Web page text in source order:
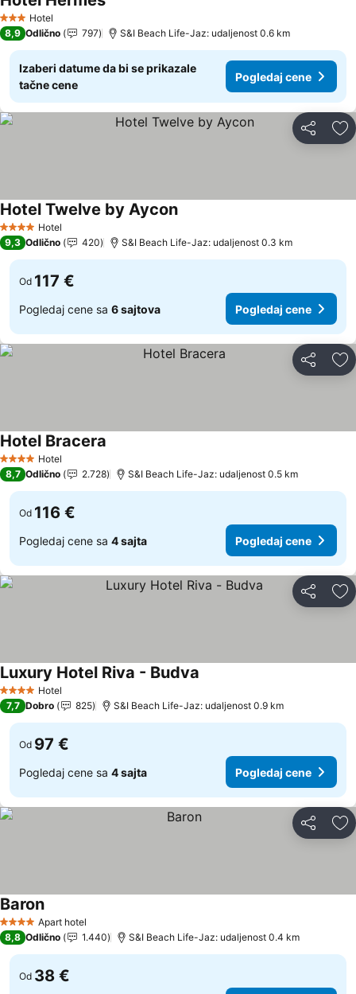
3 Zvezdice
Hotel
Pogledaj cene
8,9 Odlično 797 S&I Beach Life-Jaz: udaljenost 0.6 km
Izaberi datume da bi se prikazale
tačne cene
Pogledaj cene
Deli
4 ZvezdiceHotel
Hotel Twelve by AyconPogledaj cene
9,3 Odlično 420 S&I Beach Life-Jaz: udaljenost 0.3 km
Od 117 €
Pogledaj cene sa 6 sajtova Pogledaj cene
Deli
4 ZvezdiceHotel
Hotel Bracera
8,7 Odlično 2.728 S&I Beach Life-Jaz: udaljenost 0.5 km
Od 116 €
Pogledaj cene sa 4 sajta Pogledaj cene
Deli
4 ZvezdiceHotel
Luxury Hotel Riva - Budva
7,7 Dobro 825 S&I Beach Life-Jaz: udaljenost 0.9 km
Od 97 €
Pogledaj cene sa 4 sajta Pogledaj cene
Deli
4 ZvezdiceApart hotel
BaronPogledaj cene
8,8 Odlično 1.440 S&I Beach Life-Jaz: udaljenost 0.4 km
Od 38 €